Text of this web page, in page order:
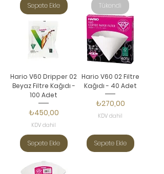
Sepete Ekle Tükendi
Hario V60 Dripper 02
Beyaz Filtre Kağıdı -
100 Adet
Fiyat
₺450,00
KDV dahil
Sepete Ekle
Hario V60 02 Filtre
Kağıdı - 40 Adet
Fiyat
₺270,00
KDV dahil
Sepete Ekle